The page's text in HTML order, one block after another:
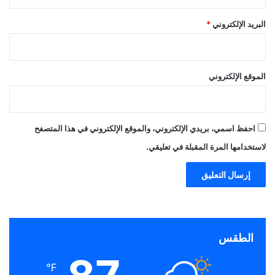
البريد الإلكتروني *
الموقع الإلكتروني
احفظ اسمي، بريدي الإلكتروني، والموقع الإلكتروني في هذا المتصفح
لاستخدامها المرة المقبلة في تعليقي.
الطقس
℉